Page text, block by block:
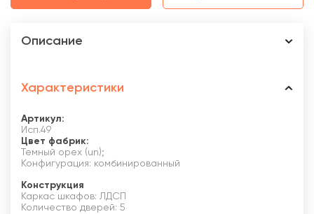
Описание
Характеристики
Артикул:
Исп.49
Цвет фабрик:
Темный орех (un);
Конфигурация: комбинированный
Конструкция
Каркас шкафов: ЛДСП
Количество дверей: 5